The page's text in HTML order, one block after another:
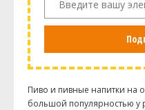
Пиво и пивные напитки на
большой популярностью у